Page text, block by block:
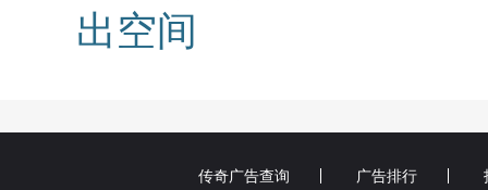
出空间
传奇广告查询 广告排行